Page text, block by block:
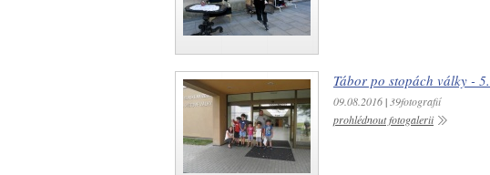
Tábor po stopách války -
09.08.2016| 39fotografií
prohlédnout fotogalerii